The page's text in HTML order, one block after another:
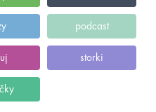
podcast
storki